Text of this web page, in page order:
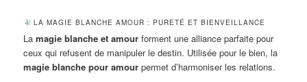
LA MAGIE BLANCHE AMOUR : PURETÉ ET BIENVEILLANCE
Lamagie blanche et amour forment une alliance parfaite pour
ceux qui refusent de manipuler le destin. Utilisée pour le bien, la
magie blanche pour amour permet d’harmoniser les relations.